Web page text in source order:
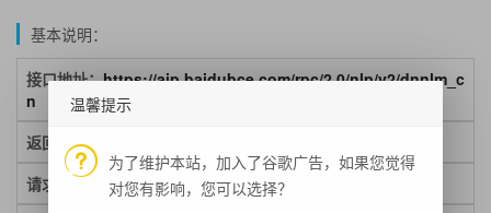
基本说明：
接口地址：https://aip.baidubce.com/rpc/2.0/nlp/v2/dnnlm_c
n
返回格式：json
请求方式：post
温馨提示
为了维护本站，加入了谷歌广告，如果您觉得
对您有影响，您可以选择？